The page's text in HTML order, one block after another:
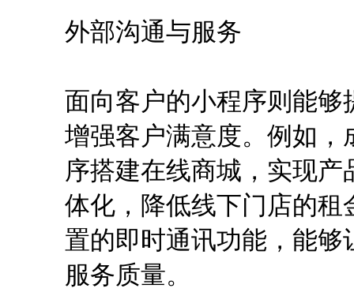
外部沟通与服务
面向客户的小程序则能
增强客户满意度。例如
序搭建在线商城，实现
体化，降低线下门店的
置的即时通讯功能，能
服务质量。